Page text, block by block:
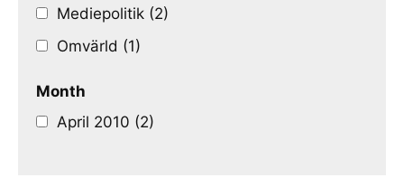
Mediepolitik (2)
Omvärld (1)
Month
April 2010 (2)